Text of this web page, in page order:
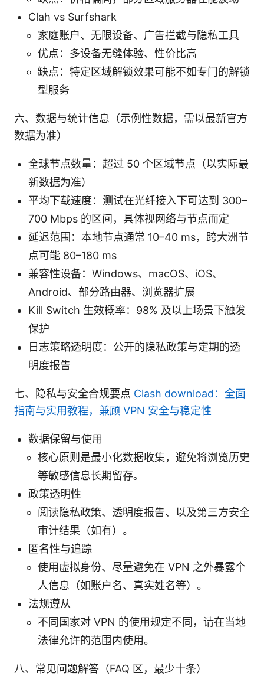
Clah vs Surfshark
家庭账户、无限设备、广告拦截与隐私工具
优点：多设备无缝体验、性价比高
缺点：特定区域解锁效果可能不如专门的解锁
型服务
六、数据与统计信息（示例性数据，需以最新官方
数据为准）
全球节点数量：超过 50 个区域节点（以实际最
新数据为准）
平均下载速度：测试在光纤接入下可达到 300–
700 Mbps 的区间，具体视网络与节点而定
延迟范围：本地节点通常 10–40 ms，跨大洲节
点可能 80–180 ms
兼容性设备：Windows、macOS、iOS、
Android、部分路由器、浏览器扩展
Kill Switch 生效概率：98% 及以上场景下触发
保护
日志策略透明度：公开的隐私政策与定期的透
明度报告
七、隐私与安全合规要点 Clash download：全面
指南与实用教程，兼顾 VPN 安全与稳定性
数据保留与使用
核心原则是最小化数据收集，避免将浏览历史
等敏感信息长期留存。
政策透明性
阅读隐私政策、透明度报告、以及第三方安全
审计结果（如有）。
匿名性与追踪
使用虚拟身份、尽量避免在 VPN 之外暴露个
人信息（如账户名、真实姓名等）。
法规遵从
不同国家对 VPN 的使用规定不同，请在当地
法律允许的范围内使用。
八、常见问题解答（FAQ 区，最少十条）